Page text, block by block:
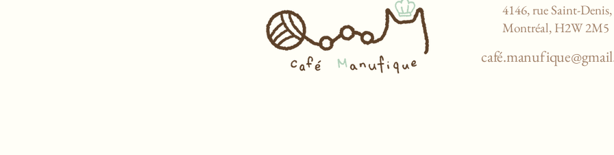
4146, rue Saint-Denis,
Montréal, H2W 2M5
café.